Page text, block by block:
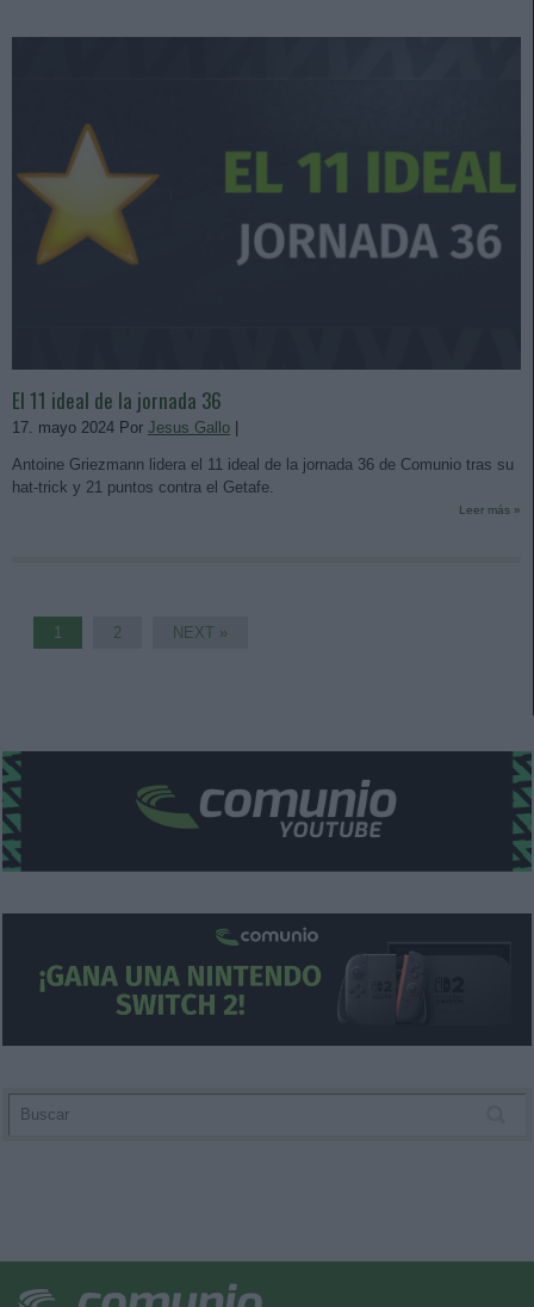
El 11 ideal de la jornada 36
17. mayo 2024 Por Jesus Gallo
Antoine Griezmann lidera el 11 ideal de la jornada 36 de Comunio tras su
hat-trick y 21 puntos contra el Getafe.
Leer más »
1 2 NEXT »